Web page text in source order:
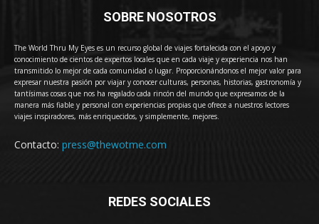
SOBRE NOSOTROS
The World Thru My Eyes es un recurso global de viajes fortalecida con el apoyo y
conocimiento de cientos de expertos locales que en cada viaje y experiencia nos han
transmitido lo mejor de cada comunidad o lugar. Proporcionándonos el mejor valor para
expresar nuestra pasión por viajar y conocer culturas, personas, historias, gastronomía y
tantísimas cosas que nos ha regalado cada rincón del mundo que expresamos de la
manera más fiable y personal con experiencias propias que ofrece a nuestros lectores
viajes inspiradores, más enriquecidos, y simplemente, mejores.
Contacto: press@thewotme.com
REDES SOCIALES